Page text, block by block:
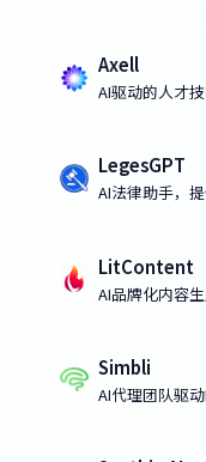
Axell
AI驱动的人才
LegesGPT
AI法律助手，
LitContent
AI品牌化内容
Simbli
AI代理团队驱